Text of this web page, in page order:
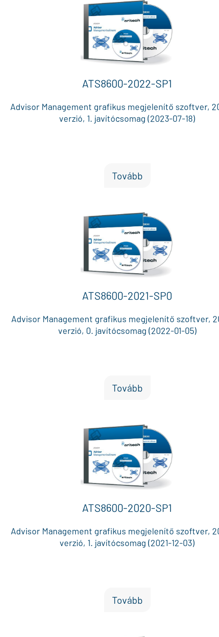
ATS8600-2022-SP1
Advisor Management grafikus megjelenítő szoftver,
verzió, 1. javítócsomag (2023-07-18)
Tovább
ATS8600-2021-SP0
Advisor Management grafikus megjelenítő szoftver,
verzió, 0. javítócsomag (2022-01-05)
Tovább
ATS8600-2020-SP1
Advisor Management grafikus megjelenítő szoftver,
verzió, 1. javítócsomag (2021-12-03)
Tovább